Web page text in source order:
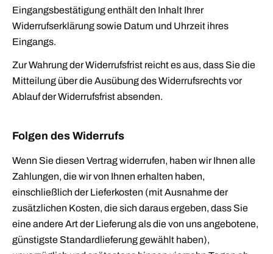
Eingangsbestätigung enthält den Inhalt Ihrer
Widerrufserklärung sowie Datum und Uhrzeit ihres
Eingangs.
Zur Wahrung der Widerrufsfrist reicht es aus, dass Sie die
Mitteilung über die Ausübung des Widerrufsrechts vor
Ablauf der Widerrufsfrist absenden.
Folgen des Widerrufs
Wenn Sie diesen Vertrag widerrufen, haben wir Ihnen alle
Zahlungen, die wir von Ihnen erhalten haben,
einschließlich der Lieferkosten (mit Ausnahme der
zusätzlichen Kosten, die sich daraus ergeben, dass Sie
eine andere Art der Lieferung als die von uns angebotene,
günstigste Standardlieferung gewählt haben),